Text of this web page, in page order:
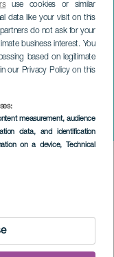
use cookies or similar
data like your visit on this
do not ask for your
business interest. You
based on legitimate
our Privacy Policy on this
measurement, audience
data, and identification
on a device, Technical